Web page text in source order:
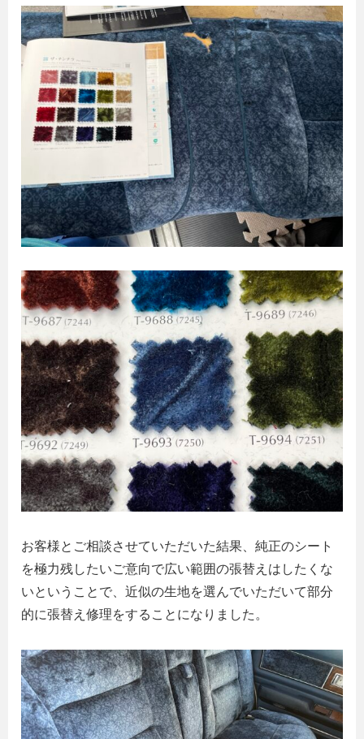
お客様とご相談させていただいた結果、純正のシート
を極力残したいご意向で広い範囲の張替えはしたくな
いということで、近似の生地を選んでいただいて部分
的に張替え修理をすることになりました。